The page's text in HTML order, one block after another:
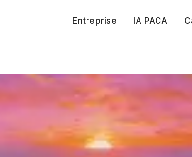
Entreprise IA PACA